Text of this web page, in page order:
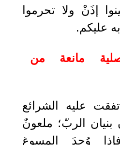
إذَنْ ولا تحرموا
عليكم.
مانعة من
عليه الشرائع
بنيان الربّ؛ ملعونٌ
وُجِدَ المسوغ